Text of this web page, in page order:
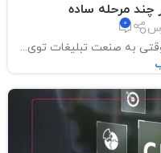
چند مرحله ساده
0
به صنعت تبلیغات توی...